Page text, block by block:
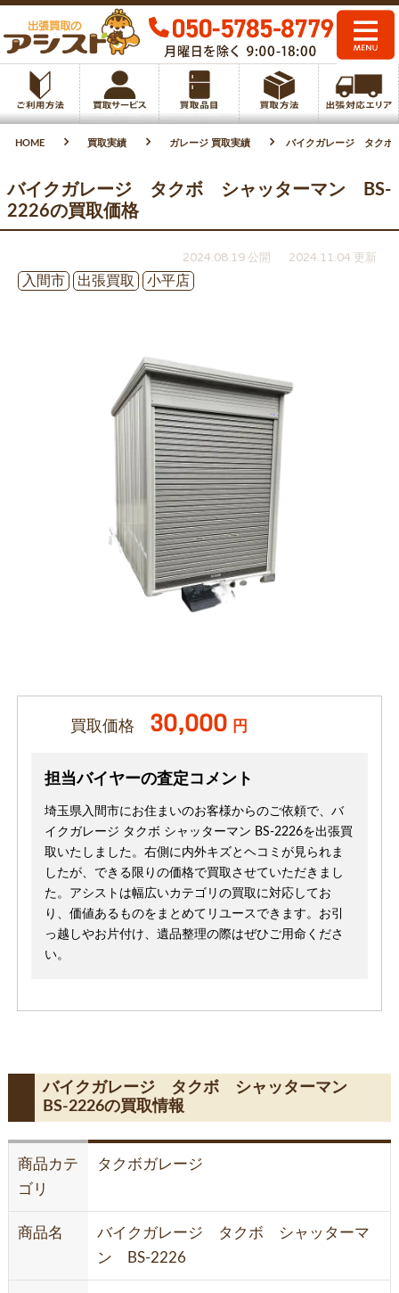
HOME 買取実績 ガレージ 買取実績 バイクガレージ タクボ
バイクガレージ タクボ シャッターマン BS-
2226の買取価格
2024.08.19 公開
2024.11.04 更新
入間市
出張買取 小平店
買取価格 30,000 円
担当バイヤーの査定コメント
埼玉県入間市にお住まいのお客様からのご依頼で、バ
イクガレージ タクボ シャッターマン BS-2226を出張買
取いたしました。右側に内外キズとヘコミが見られま
したが、できる限りの価格で買取させていただきまし
た。アシストは幅広いカテゴリの買取に対応してお
り、価値あるものをまとめてリユースできます。お引
っ越しやお片付け、遺品整理の際はぜひご用命くださ
い。
バイクガレージ タクボ シャッターマン
BS-2226の買取情報
商品カテ
ゴリ
タクボガレージ
商品名
バイクガレージ タクボ シャッターマ
ン BS-2226